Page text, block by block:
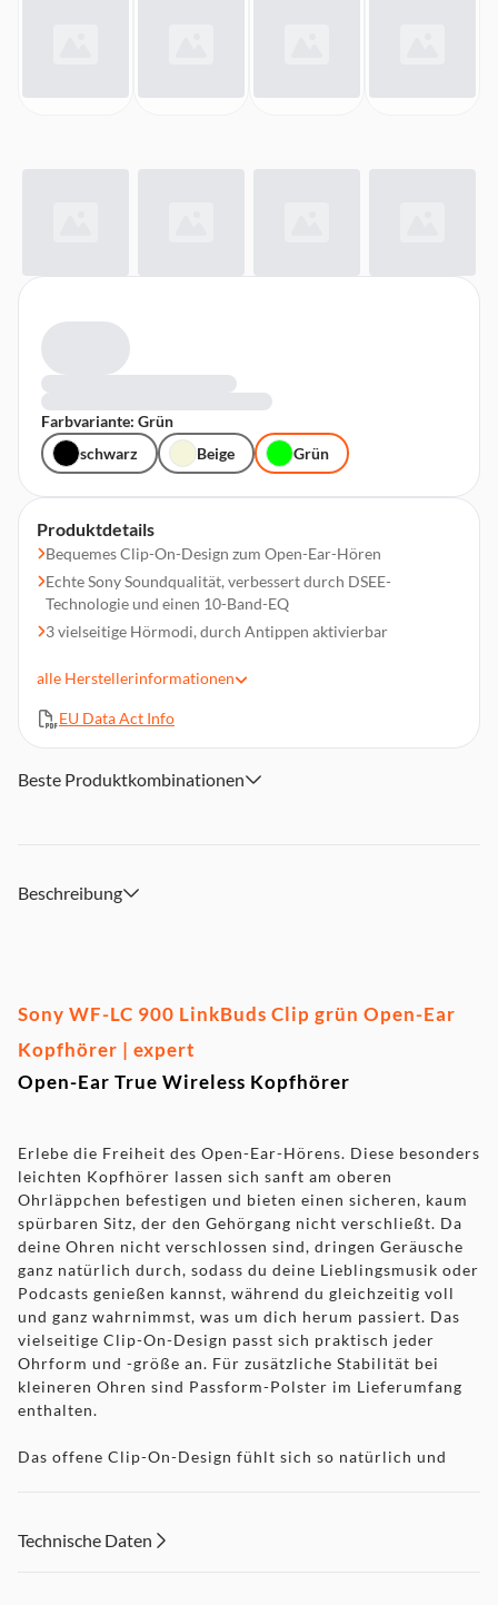
Produktdetails
Bequemes Clip-On-Design zum Open-Ear-Hören
Echte Sony Soundqualität, verbessert durch DSEE-
Technologie und einen 10-Band-EQ
3 vielseitige Hörmodi, durch Antippen aktivierbar
Klare Anrufqualität dank KI
Genieße bis zu 37 Stunden Wiedergabezeit (9 Stunden mit
Intuitive Tipp- und App-Steuerung, plus automatische
alle Herstellerinformationen
EU Data Act Info
Farbvariante: Grün
schwarz
Beige Grün
Beste Produktkombinationen
Beschreibung
Sony WF-LC 900 LinkBuds Clip grün Open-Ear
Kopfhörer | expert
Open-Ear True Wireless Kopfhörer
Erlebe die Freiheit des Open-Ear-Hörens. Diese besonders
leichten Kopfhörer lassen sich sanft am oberen
Ohrläppchen befestigen und bieten einen sicheren, kaum
spürbaren Sitz, der den Gehörgang nicht verschließt. Da
deine Ohren nicht verschlossen sind, dringen Geräusche
ganz natürlich durch, sodass du deine Lieblingsmusik oder
Podcasts genießen kannst, während du gleichzeitig voll
und ganz wahrnimmst, was um dich herum passiert. Das
vielseitige Clip-On-Design passt sich praktisch jeder
Ohrform und -größe an. Für zusätzliche Stabilität bei
kleineren Ohren sind Passform-Polster im Lieferumfang
enthalten.
Das offene Clip-On-Design fühlt sich so natürlich und
Technische Daten